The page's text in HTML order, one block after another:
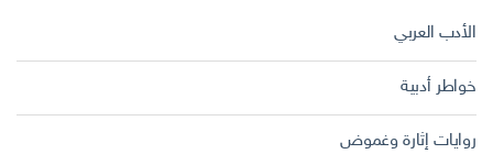
الأدب العربي
خواطر أدبية
روايات إثارة وغموض